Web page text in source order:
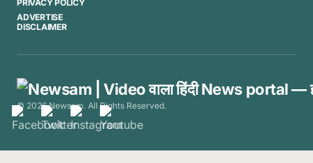
PRIVACY POLICY
ADVERTISE
DISCLAIMER
© 2026 Newsam. All Rights Reserved.